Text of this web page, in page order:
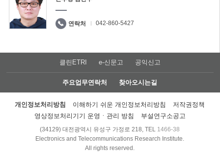
연락처 042-860-5427
클린ETRI e-신문고 공익신고
주요업무연락처 찾아오시는길
개인정보처리방침 이해하기 쉬운 개인정보처리방침
저작권정책
영상정보처리기기 운영ㆍ관리 방침
부설연구소공고
(34129) 대전광역시 유성구 가정로 218, TEL 1466-38
Electronics and Telecommunications Research Institute.
All rights reserved.